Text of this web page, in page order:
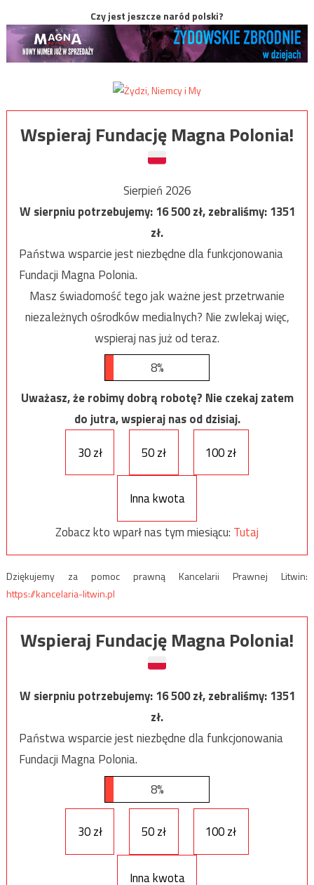
Czy jest jeszcze naród polski?
Wspieraj Fundację Magna Polonia!
Sierpień 2026
W sierpniu potrzebujemy:16 500zł, zebraliśmy:1351
zł.
Państwa wsparcie jest niezbędne dla funkcjonowania
Fundacji Magna Polonia.
Masz świadomość tego jak ważne jest przetrwanie
niezależnych ośrodków medialnych? Nie zwlekaj więc,
wspieraj nas już od teraz.
8%
Uważasz, że robimy dobrą robotę? Nie czekaj zatem
do jutra, wspieraj nas od dzisiaj.
30 zł
50 zł 100 zł
Inna kwota
Zobacz kto wparł nas tym miesiącu: Tutaj
Dziękujemy za pomoc prawną Kancelarii Prawnej Litwin:
https://kancelaria-litwin.pl
Wspieraj Fundację Magna Polonia!
W sierpniu potrzebujemy:16 500zł, zebraliśmy:1351
zł.
Państwa wsparcie jest niezbędne dla funkcjonowania
Fundacji Magna Polonia.
8%
30 zł 50 zł 100 zł
Inna kwota